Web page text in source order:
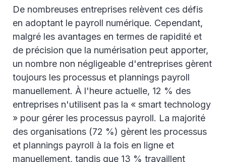
De nombreuses entreprises relèvent ces défis
en adoptant le payroll numérique. Cependant,
malgré les avantages en termes de rapidité et
de précision que la numérisation peut apporter,
un nombre non négligeable d'entreprises gèrent
toujours les processus et plannings payroll
manuellement. À l'heure actuelle, 12 % des
entreprises n'utilisent pas la « smart technology
» pour gérer les processus payroll. La majorité
des organisations (72 %) gèrent les processus
et plannings payroll à la fois en ligne et
manuellement, tandis que 13 % travaillent